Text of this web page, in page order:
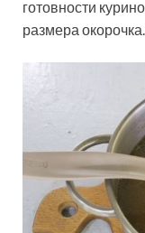
готовности
размера